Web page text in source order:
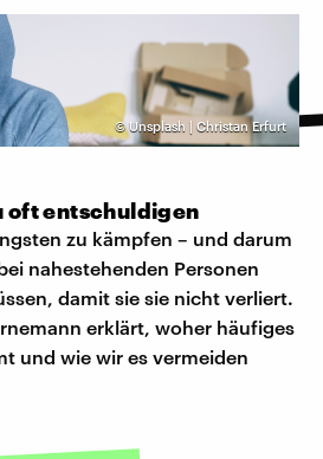
©Unsplash | Christan Erfurt
oft entschuldigen
zu kämpfen – und darum
nahestehenden Personen
damit sie sie nicht verliert.
erklärt, woher häufiges
und wie wir es vermeiden